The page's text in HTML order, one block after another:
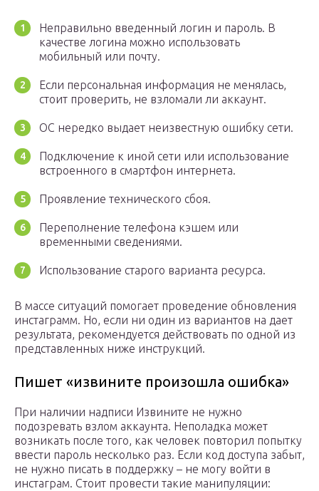
Неправильно введенный логин и пароль. В
качестве логина можно использовать
мобильный или почту.
Если персональная информация не менялась,
стоит проверить, не взломали ли аккаунт.
ОС нередко выдает неизвестную ошибку сети.
Подключение к иной сети или использование
встроенного в смартфон интернета.
Проявление технического сбоя.
Переполнение телефона кэшем или
временными сведениями.
Использование старого варианта ресурса.
В массе ситуаций помогает проведение обновления
инстаграмм. Но, если ни один из вариантов на дает
результата, рекомендуется действовать по одной из
представленных ниже инструкций.
Пишет «извините произошла ошибка»
При наличии надписи Извините не нужно
подозревать взлом аккаунта. Неполадка может
возникать после того, как человек повторил попытку
ввести пароль несколько раз. Если код доступа забыт,
не нужно писать в поддержку – не могу войти в
инстаграм. Стоит провести такие манипуляции: